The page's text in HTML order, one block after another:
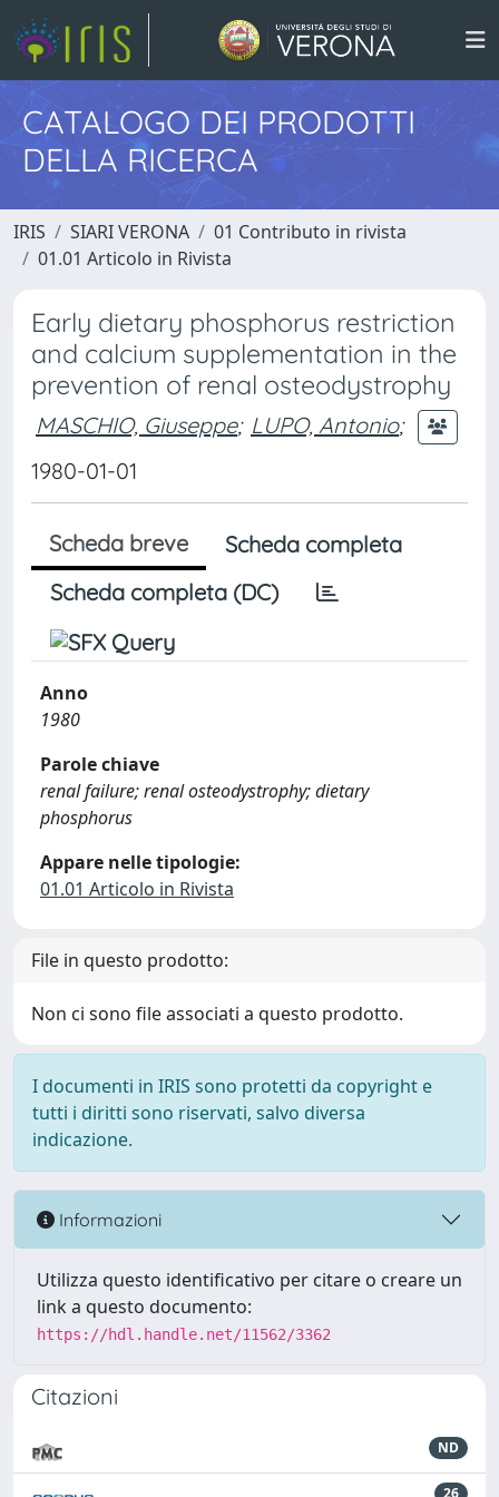
CATALOGO DEI PRODOTTI
DELLA RICERCA
IRIS SIARI VERONA
01 Contributo in rivista
01.01 Articolo in Rivista
Early dietary phosphorus restriction
and calcium supplementation in the
prevention of renal osteodystrophy
MASCHIO, Giuseppe; LUPO, Antonio;
1980-01-01
Scheda breve
Scheda completa
Scheda completa (DC)
Anno
1980
Parole chiave
renal failure; renal osteodystrophy; dietary
phosphorus
Appare nelle tipologie:
01.01 Articolo in Rivista
File in questo prodotto:
Non ci sono file associati a questo prodotto.
I documenti in IRIS sono protetti da copyright e
tutti i diritti sono riservati, salvo diversa
indicazione.
Informazioni
Utilizza questo identificativo per citare o creare un
link a questo documento:
https://hdl.handle.net/11562/3362
Citazioni
ND